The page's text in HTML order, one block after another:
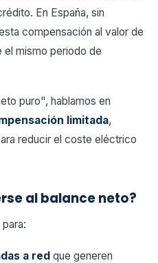
En España, sin
compensación al valor de
el mismo periodo de
puro", hablamos en
limitada,
reducir el coste eléctrico
al balance neto?
a red que generen